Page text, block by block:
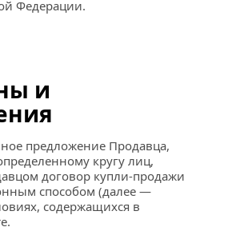
Федерации.
и
предложение Продавца,
кругу лиц,
договор купли-продажи
способом (далее —
содержащихся в